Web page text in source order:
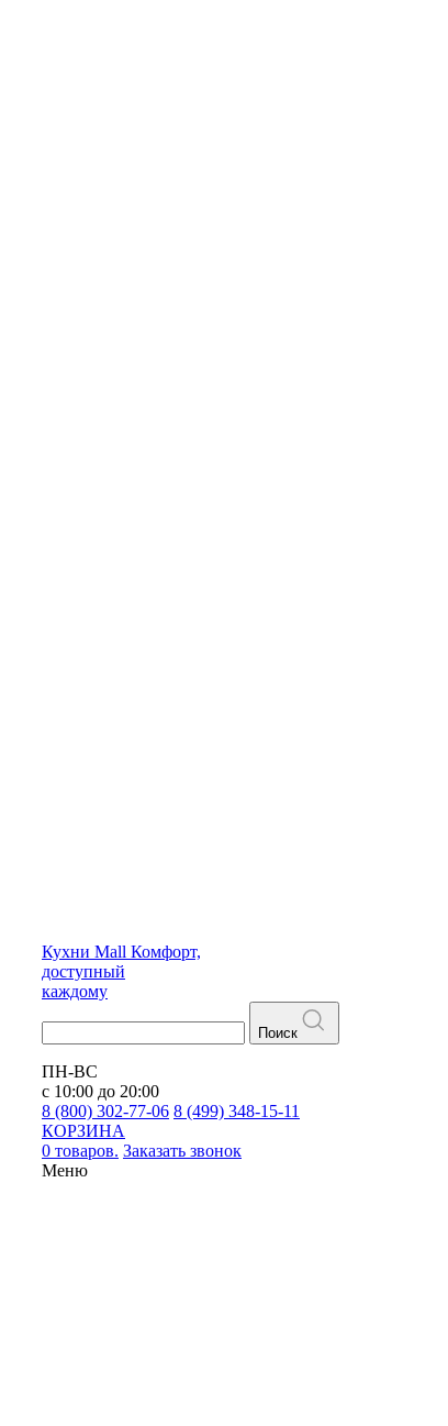
Кухни Mall Комфорт,
доступный
каждому
Поиск
ПН-ВС
с 10:00 до 20:00
8 (800) 302-77-06 8 (499) 348-15-11
КОРЗИНА
0 товаров. Заказать звонок
Меню